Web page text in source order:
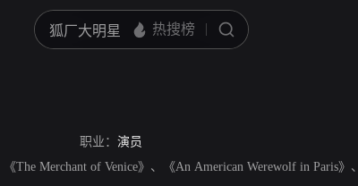
职业： 演员
The Merchant of Venice》、《An American Werewolf in Paris》